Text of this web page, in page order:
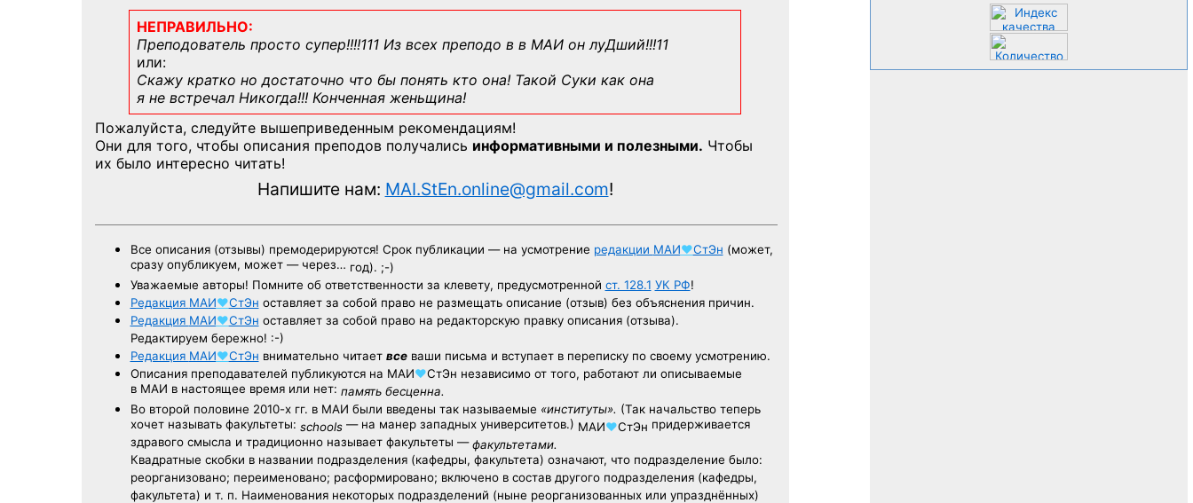
НЕПРАВИЛЬНО:
Преподователь просто супер!!!!111 Из всех преподо в в МАИ он луДший!!!11
или:
Скажу кратко но достаточно что бы понять кто она! Такой Суки как она
я не встречал Никогда!!! Конченная женьщина!
Пожалуйста, следуйте вышеприведенным рекомендациям!
Они для того, чтобы описания преподов получались информативными и полезными. Чтобы
их было интересно читать!
Напишите нам: MAI.StEn.online@gmail.com!
Все описания (отзывы) премодерируются! Срок публикации — на усмотрение редакции МАИ♥СтЭн (может,
сразу опубликуем, может — через… год). ;-)
Уважаемые авторы! Помните об ответственности за клевету, предусмотренной ст. 128.1 УК РФ!
Редакция МАИ♥СтЭн оставляет за собой право не размещать описание (отзыв) без объяснения причин.
Редакция МАИ♥СтЭн оставляет за собой право на редакторскую правку описания (отзыва).
Редактируем бережно! :-)
Редакция МАИ♥СтЭн внимательно читает всеваши письма и вступает в переписку по своему усмотрению.
Описания преподавателей публикуются на МАИ♥СтЭн независимо от того, работают ли описываемые
в МАИ в настоящее время или нет: память бесценна.
Во второй половине 2010-х гг. в МАИ были введены так называемые «институты». (Так начальство теперь
хочет называть факультеты: schools— на манер западных университетов.) МАИ♥СтЭн придерживается
здравого смысла и традиционно называет факультеты —факультетами.
Квадратные скобки в названии подразделения (кафедры, факультета) означают, что подразделение было:
реорганизовано; переименовано; расформировано; включено в состав другого подразделения (кафедры,
факультета) и т. п. Наименования некоторых подразделений (ныне реорганизованных или упразднённых)